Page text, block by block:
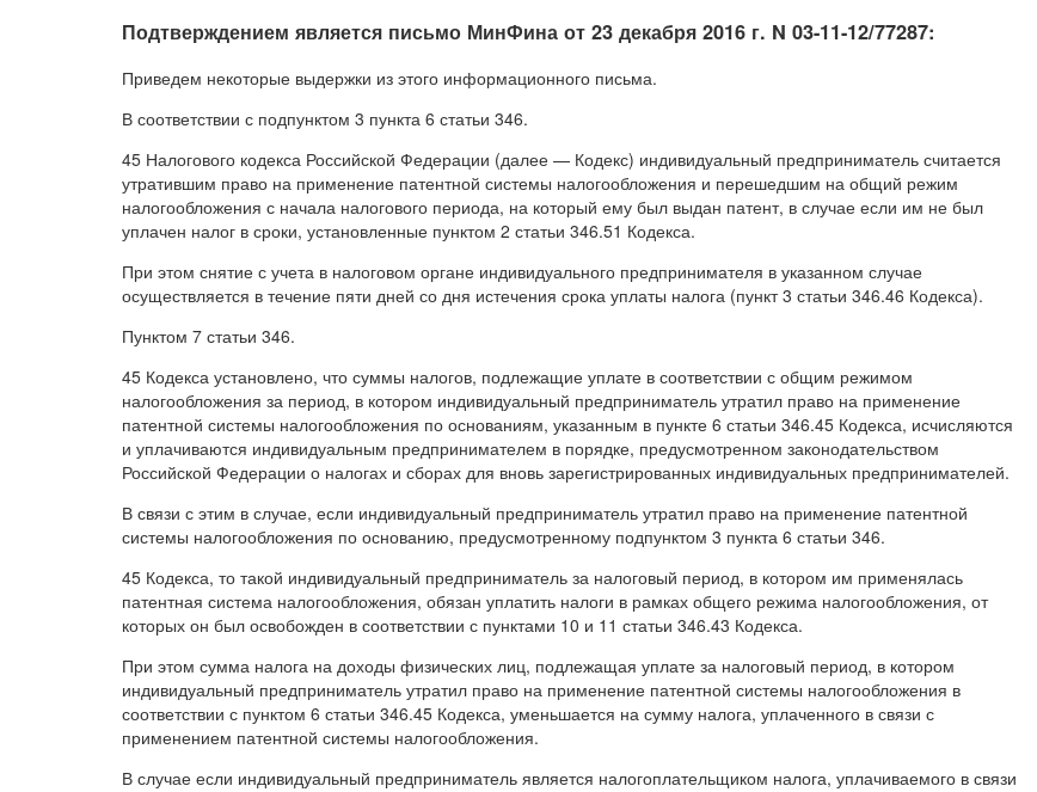
Подтверждением является письмо МинФина от 23 декабря 2016 г. N 03-11-12/77287:
Приведем некоторые выдержки из этого информационного письма.
В соответствии с подпунктом 3 пункта 6 статьи 346.
45 Налогового кодекса Российской Федерации (далее — Кодекс) индивидуальный предприниматель считается
утратившим право на применение патентной системы налогообложения и перешедшим на общий режим
налогообложения с начала налогового периода, на который ему был выдан патент, в случае если им не был
уплачен налог в сроки, установленные пунктом 2 статьи 346.51 Кодекса.
При этом снятие с учета в налоговом органе индивидуального предпринимателя в указанном случае
осуществляется в течение пяти дней со дня истечения срока уплаты налога (пункт 3 статьи 346.46 Кодекса).
Пунктом 7 статьи 346.
45 Кодекса установлено, что суммы налогов, подлежащие уплате в соответствии с общим режимом
налогообложения за период, в котором индивидуальный предприниматель утратил право на применение
патентной системы налогообложения по основаниям, указанным в пункте 6 статьи 346.45 Кодекса, исчисляются
и уплачиваются индивидуальным предпринимателем в порядке, предусмотренном законодательством
Российской Федерации о налогах и сборах для вновь зарегистрированных индивидуальных предпринимателей.
В связи с этим в случае, если индивидуальный предприниматель утратил право на применение патентной
системы налогообложения по основанию, предусмотренному подпунктом 3 пункта 6 статьи 346.
45 Кодекса, то такой индивидуальный предприниматель за налоговый период, в котором им применялась
патентная система налогообложения, обязан уплатить налоги в рамках общего режима налогообложения, от
которых он был освобожден в соответствии с пунктами 10 и 11 статьи 346.43 Кодекса.
При этом сумма налога на доходы физических лиц, подлежащая уплате за налоговый период, в котором
индивидуальный предприниматель утратил право на применение патентной системы налогообложения в
соответствии с пунктом 6 статьи 346.45 Кодекса, уменьшается на сумму налога, уплаченного в связи с
применением патентной системы налогообложения.
В случае если индивидуальный предприниматель является налогоплательщиком налога, уплачиваемого в связи